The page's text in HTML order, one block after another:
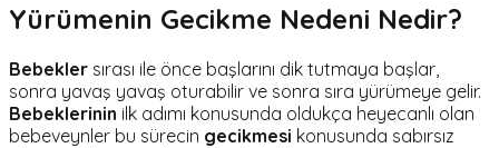
Yürümenin Gecikme Nedeni Nedir?
Bebekler sırası ile önce başlarını dik tutmaya başlar,
sonra yavaş yavaş oturabilir ve sonra sıra yürümeye gelir.
Bebeklerinin ilk adımı konusunda oldukça heyecanlı olan
bebeveynler bu sürecin gecikmesi konusunda sabırsız